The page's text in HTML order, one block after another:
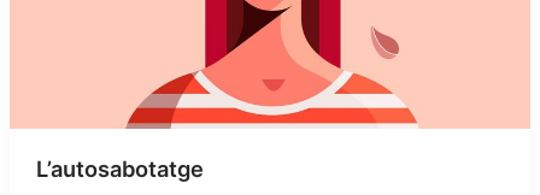
L’autosabotatge